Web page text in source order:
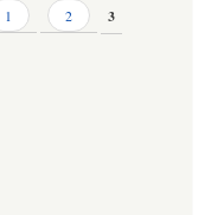
1 2 3